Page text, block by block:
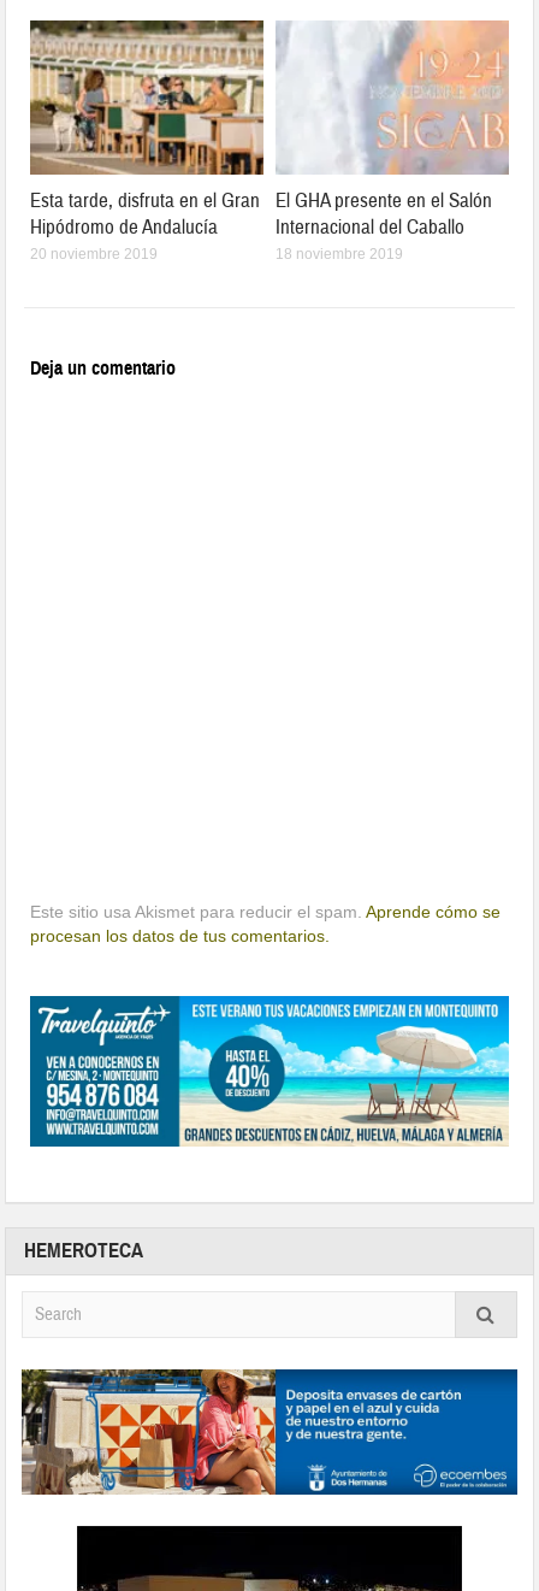
Esta tarde, disfruta en el Gran
Hipódromo de Andalucía
20 noviembre 2019
El GHA presente en el Salón
Internacional del Caballo
18 noviembre 2019
Deja un comentario
Este sitio usa Akismet para reducir el spam.Aprende cómo se
procesan los datos de tus comentarios.
HEMEROTECA